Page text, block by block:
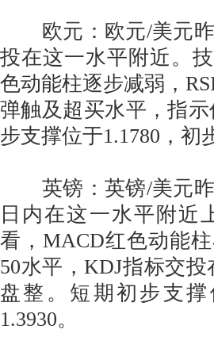
欧元：欧元/美元昨
投在这一水平附近。
色动能柱逐步减弱，
弹触及超买水平，指
步支撑位于1.1780，初
英镑：英镑/美元昨
日内在这一水平附近
看，MACD红色动能
50水平，KDJ指标交
盘整。短期初步支撑
1.3930。